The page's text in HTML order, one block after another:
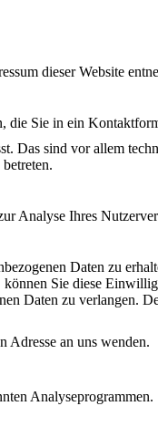
dieser Website
die Sie in ein
Das sind vor allem
Analyse Ihres
Daten zu
Sie diese
Daten zu verlangen.
Adresse an uns wenden.
Analyseprogrammen.